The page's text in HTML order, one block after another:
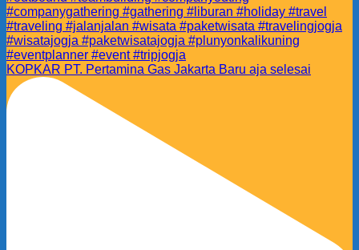
KOPKAR PT. Pertamina Gas Jakarta Baru aja selesai